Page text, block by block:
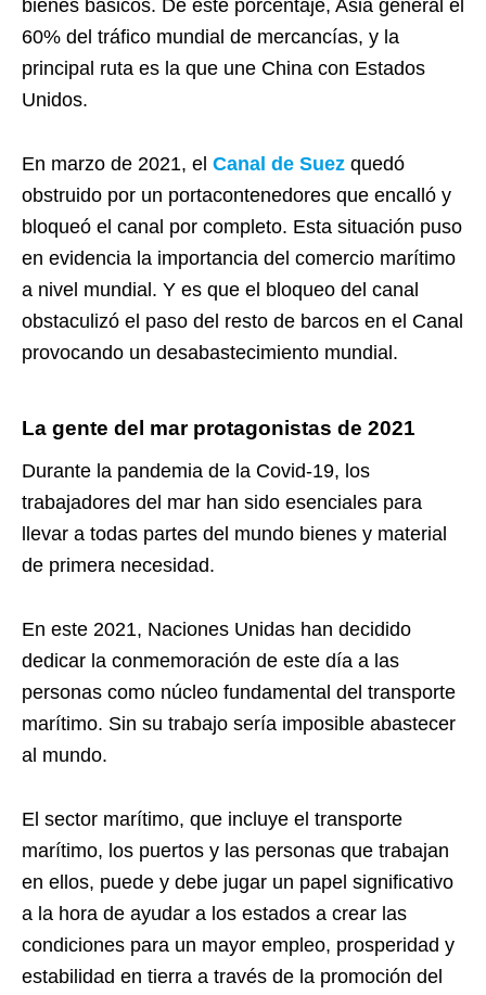
bienes básicos. De este porcentaje, Asia general el
60% del tráfico mundial de mercancías, y la
principal ruta es la que une China con Estados
Unidos.
En marzo de 2021, el Canal de Suez quedó
obstruido por un portacontenedores que encalló y
bloqueó el canal por completo. Esta situación puso
en evidencia la importancia del comercio marítimo
a nivel mundial. Y es que el bloqueo del canal
obstaculizó el paso del resto de barcos en el Canal
provocando un desabastecimiento mundial.
La gente del mar protagonistas de 2021
Durante la pandemia de la Covid-19, los
trabajadores del mar han sido esenciales para
llevar a todas partes del mundo bienes y material
de primera necesidad.
En este 2021, Naciones Unidas han decidido
dedicar la conmemoración de este día a las
personas como núcleo fundamental del transporte
marítimo. Sin su trabajo sería imposible abastecer
al mundo.
El sector marítimo, que incluye el transporte
marítimo, los puertos y las personas que trabajan
en ellos, puede y debe jugar un papel significativo
a la hora de ayudar a los estados a crear las
condiciones para un mayor empleo, prosperidad y
estabilidad en tierra a través de la promoción del